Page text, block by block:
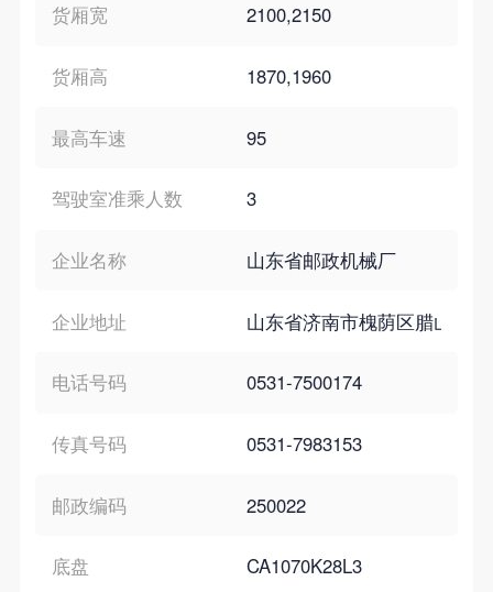
货厢宽 2100,2150
货厢高 1870,1960
最高车速 95
驾驶室准乘人数 3
企业名称 山东省邮政机械厂
企业地址 山东省济南市槐荫区腊山北
电话号码 0531-7500174
传真号码 0531-7983153
邮政编码 250022
底盘 CA1070K28L3